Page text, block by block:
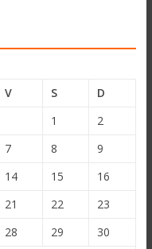
V S
D
1
2
7 8
9
14 15
16
21 22
23
28 29
30